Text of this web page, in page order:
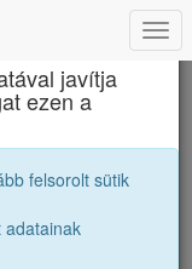
javítja
ezen a
felsorolt sütik
adatainak